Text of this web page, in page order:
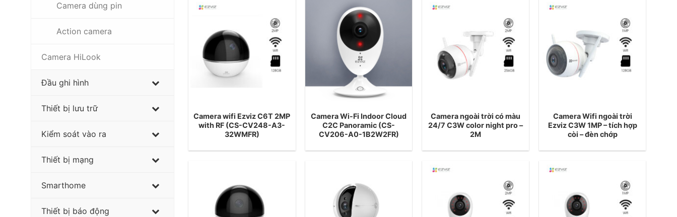
Camera dùng pin
Action camera
Camera HiLook
Đầu ghi hình
Thiết bị lưu trữ
Kiểm soát vào ra
Thiết bị mạng
Smarthome
Thiết bị báo động
Camera wifi Ezviz C6T 2MP
with RF (CS-CV248-A3-
32WMFR)
Camera Wi-Fi Indoor Cloud
C2C Panoramic (CS-
CV206-A0-1B2W2FR)
Camera ngoài trời có màu
24/7 C3W color night pro –
2M
Camera Wifi ngoài trời
Ezviz C3W 1MP – tích hợp
còi – đèn chớp